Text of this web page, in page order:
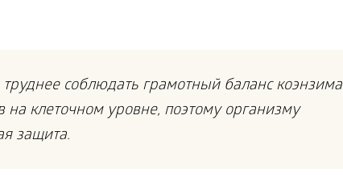
соблюдать грамотный баланс коэнзима
на клеточном уровне, поэтому организму
защита.